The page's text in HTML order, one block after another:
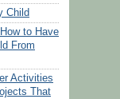
Child
to Have
From
Activities
That